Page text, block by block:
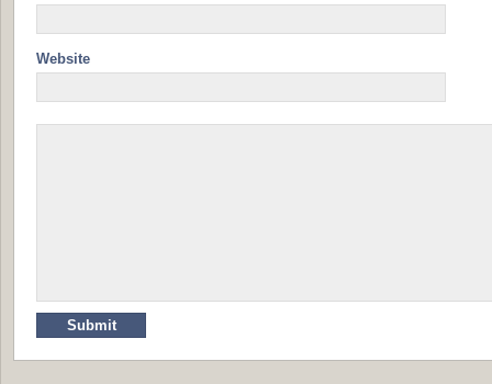
Website